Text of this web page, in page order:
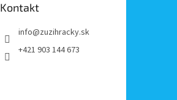
Kontakt
info@zuzihracky.sk
+421 903 144 673